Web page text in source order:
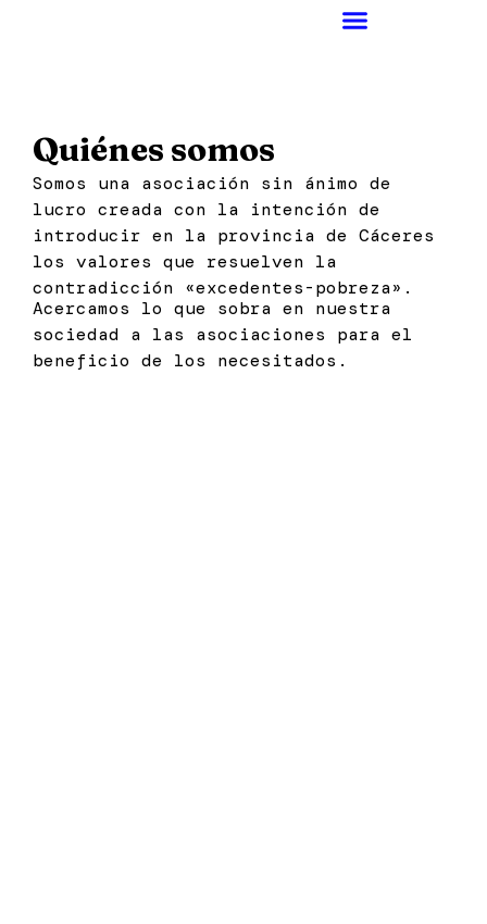
Quiénes somos
Somos una asociación sin ánimo de
lucro creada con la intención de
introducir en la provincia de Cáceres
los valores que resuelven la
contradicción «excedentes-pobreza».
Acercamos lo que sobra en nuestra
sociedad a las asociaciones para el
beneficio de los necesitados.